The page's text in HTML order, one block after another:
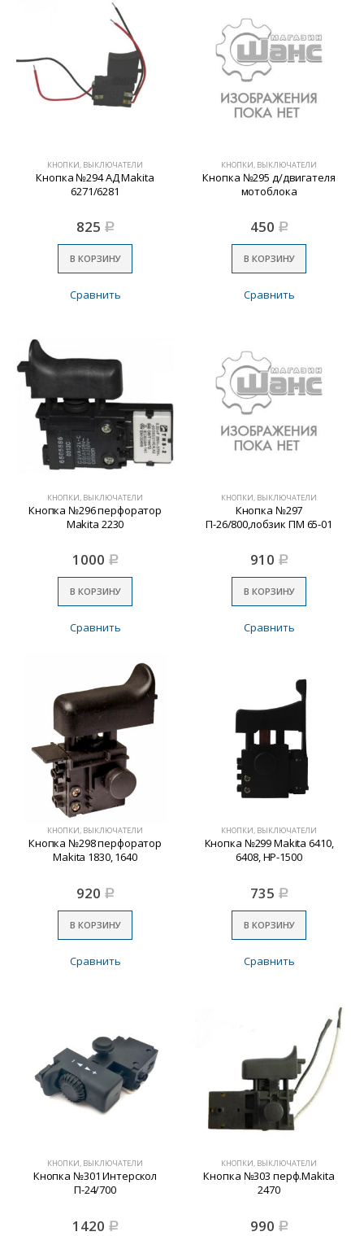
КНОПКИ, ВЫКЛЮЧАТЕЛИ
Кнопка №294 АД Makita
6271/6281
825 Р
В КОРЗИНУ
Сравнить
КНОПКИ, ВЫКЛЮЧАТЕЛИ
Кнопка №295 д/двигателя
мотоблока
450 Р
В КОРЗИНУ
Сравнить
КНОПКИ, ВЫКЛЮЧАТЕЛИ
Кнопка №296 перфоратор
Makita 2230
1000 Р
В КОРЗИНУ
Сравнить
КНОПКИ, ВЫКЛЮЧАТЕЛИ
Кнопка №297
П-26/800,лобзик ПМ 65-01
910 Р
В КОРЗИНУ
Сравнить
КНОПКИ, ВЫКЛЮЧАТЕЛИ
Кнопка №298 перфоратор
Makita 1830, 1640
920 Р
В КОРЗИНУ
Сравнить
КНОПКИ, ВЫКЛЮЧАТЕЛИ
Кнопка №299 Makita 6410,
6408, НР-1500
735 Р
В КОРЗИНУ
Сравнить
КНОПКИ, ВЫКЛЮЧАТЕЛИ
Кнопка №301 Интерскол
П-24/700
1420 Р
КНОПКИ, ВЫКЛЮЧАТЕЛИ
Кнопка №303 перф.Makita
2470
990 Р